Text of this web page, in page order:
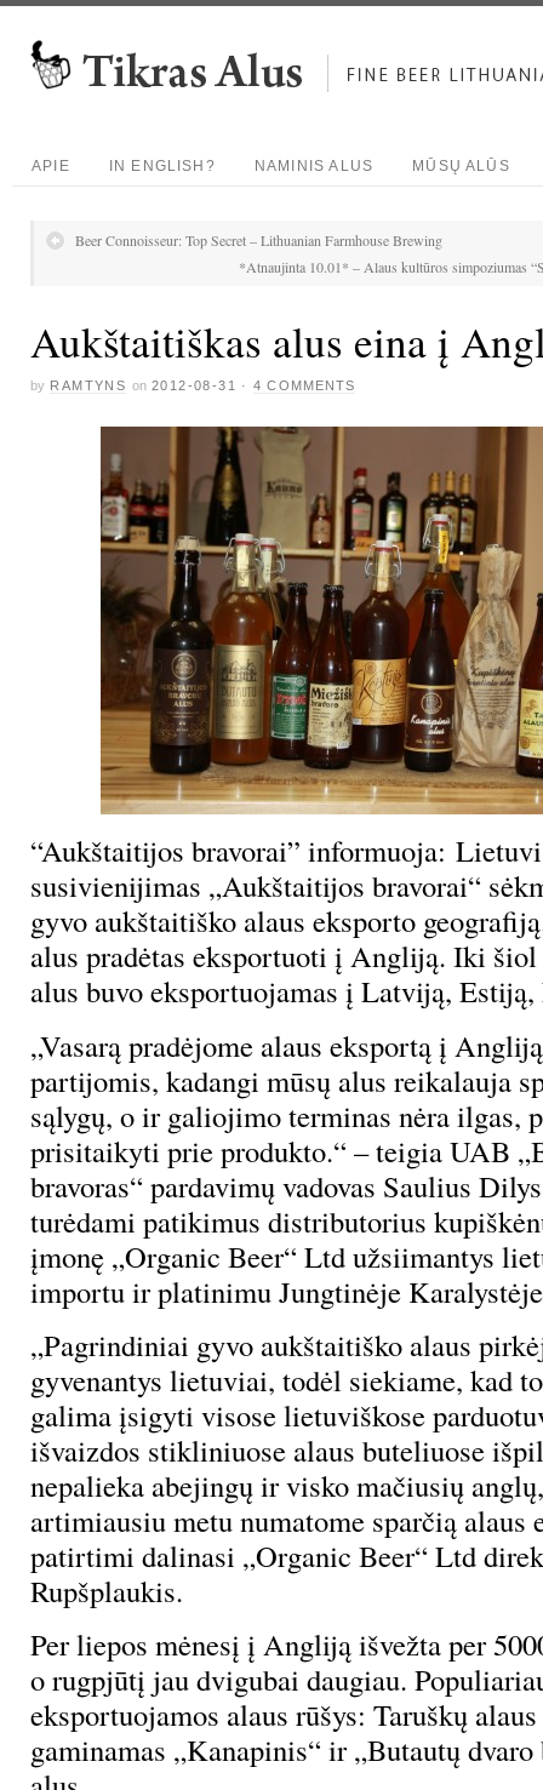
APIE IN ENGLISH? NAMINIS ALUS MŪSŲ ALŪS
Beer Connoisseur: Top Secret – Lithuanian Farmhouse Brewing
*Atnaujinta 10.01* – Alaus kultūros simpoziumas
Aukštaitiškas alus eina į
by RAMTYNS on 2012-08-31 ·4 COMMENTS
“Aukštaitijos bravorai” informuoja:
susivienijimas „Aukštaitijos bravorai“
gyvo aukštaitiško alaus eksporto
alus pradėtas eksportuoti į Angliją. Iki
alus buvo eksportuojamas į Latviją,
„Vasarą pradėjome alaus eksportą į
partijomis, kadangi mūsų alus reikalauja
sąlygų, o ir galiojimo terminas nėra ilgas,
prisitaikyti prie produkto.“ – teigia UAB
bravoras“ pardavimų vadovas Saulius
turėdami patikimus distributorius
įmonę „Organic Beer“ Ltd užsiimantys
importu ir platinimu Jungtinėje
„Pagrindiniai gyvo aukštaitiško alaus
gyvenantys lietuviai, todėl siekiame, kad
galima įsigyti visose lietuviškose
išvaizdos stikliniuose alaus buteliuose
nepalieka abejingų ir visko mačiusių
artimiausiu metu numatome sparčią alaus
patirtimi dalinasi „Organic Beer“ Ltd
Rupšplaukis.
Per liepos mėnesį į Angliją išvežta per
o rugpjūtį jau dvigubai daugiau.
eksportuojamos alaus rūšys: Taruškų
gaminamas „Kanapinis“ ir „Butautų dvaro